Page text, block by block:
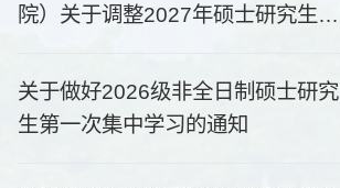
院）关于调整2027年硕士研究生招
关于做好2026级非全日制硕士研究
生第一次集中学习的通知
周期总结补充完善的通知
关于启动填报学位授权点基本状态
信息的通知
究生招生考试初试科目的预公告
成都信息工程大学2027年研究生招
生直播宣传服务项目询价公告
融科技创新大赛参赛的通知
关于公布2026年成都信息工程大学
研究生学科竞赛支持项目清单的通
会
学校组织参加四川省学习贯彻《中
华人民共和国学位法》工作推进会
创业补贴申请工作的通知
关于开展2024-2025学年家庭经济
困难学生认定工作的通知